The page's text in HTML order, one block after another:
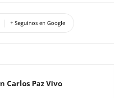
+ Seguinos en Google
Carlos Paz Vivo